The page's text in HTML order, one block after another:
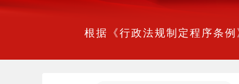
根据《行政法规制定程序条